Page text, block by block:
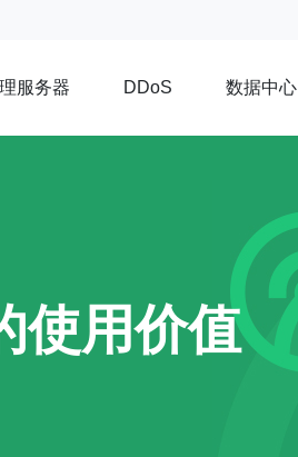
服务器 DDoS 数据中心
使用价值